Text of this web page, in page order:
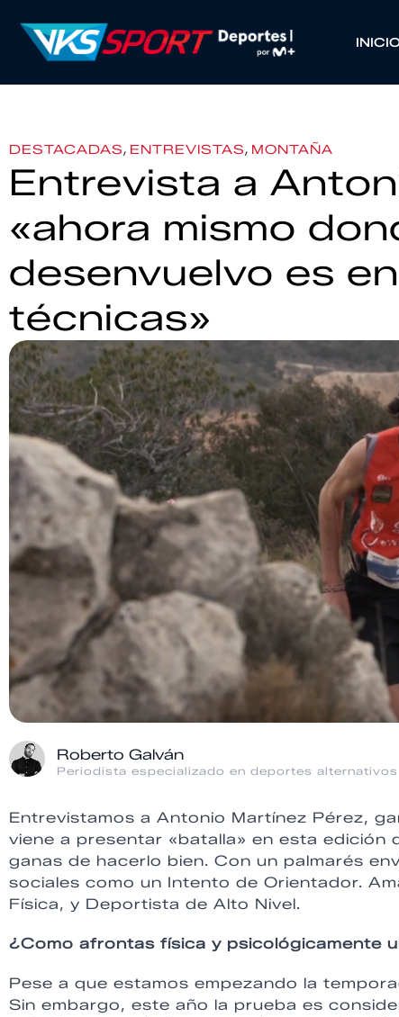
DESTACADAS, ENTREVISTAS, MONTAÑA
Entrevista a
«ahora mismo
desenvuelvo es
técnicas»
Roberto Galván
Periodista especializado en deportes alternativos
Entrevistamos a Antonio Martínez Pérez,
viene a presentar «batalla» en esta
ganas de hacerlo bien. Con un palmarés
sociales como un Intento de Orientador.
Física, y Deportista de Alto Nivel.
¿Como afrontas física y psicológicamente
Pese a que estamos empezando la
Sin embargo, este año la prueba es